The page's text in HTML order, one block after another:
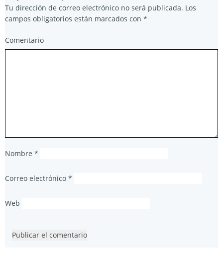
Tu dirección de correo electrónico no será publicada. Los
campos obligatorios están marcados con *
Comentario
Nombre *
Correo electrónico *
Web